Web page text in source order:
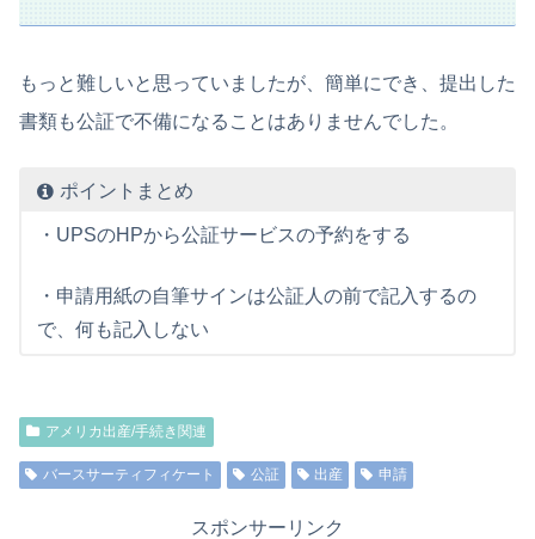
もっと難しいと思っていましたが、簡単にでき、提出した
書類も公証で不備になることはありませんでした。
ポイントまとめ
・UPSのHPから公証サービスの予約をする
・申請用紙の自筆サインは公証人の前で記入するの
で、何も記入しない
アメリカ出産/手続き関連
バースサーティフィケート 公証 出産 申請
スポンサーリンク